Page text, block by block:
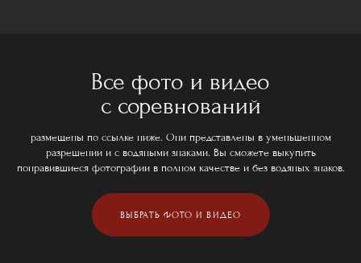
Все фото и видео
с соревнований
размещены по ссылке ниже. Они представлены в уменьшенном
разрешении и с водяными знаками. Вы сможете выкупить
понравившиеся фотографии в полном качестве и без водяных знаков.
ВЫБРАТЬ ФОТО И ВИДЕО